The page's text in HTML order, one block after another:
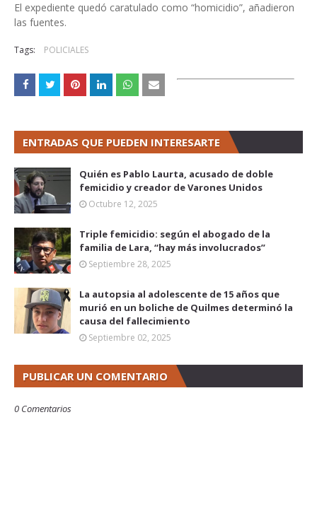
El expediente quedó caratulado como “homicidio”, añadieron
las fuentes.
Tags: POLICIALES
ENTRADAS QUE PUEDEN INTERESARTE
Quién es Pablo Laurta, acusado de doble
femicidio y creador de Varones Unidos
Octubre 12, 2025
Triple femicidio: según el abogado de la
familia de Lara, “hay más involucrados”
Septiembre 28, 2025
La autopsia al adolescente de 15 años que
murió en un boliche de Quilmes determinó la
causa del fallecimiento
Septiembre 02, 2025
PUBLICAR UN COMENTARIO
0 Comentarios